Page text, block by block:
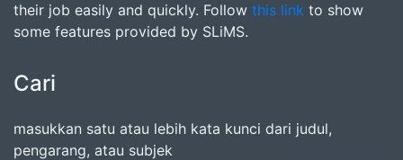
their job easily and quickly. Follow this link to show
some features provided by SLiMS.
Cari
masukkan satu atau lebih kata kunci dari judul,
pengarang, atau subjek